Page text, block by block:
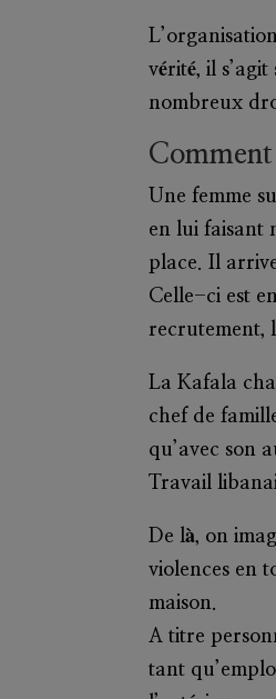
vérité, il
nombreux
Une femme
en lui faisant
place. Il
Celle-ci est
recrutement,
La Kafala
chef de
qu’avec son
Travail
De là, on
violences en
maison.
A titre
tant